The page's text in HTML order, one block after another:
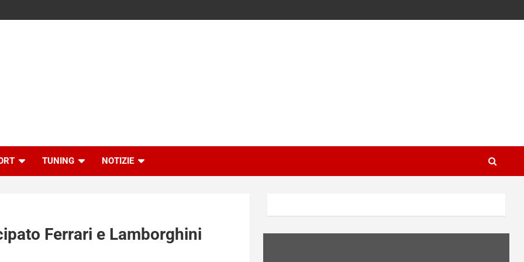
TUNING NOTIZIE
Ferrari e Lamborghini